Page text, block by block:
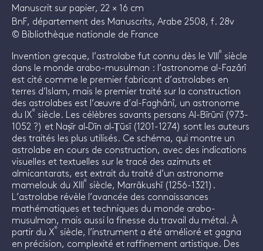
Manuscrit sur papier, 22 × 16 cm
BnF, département des Manuscrits, Arabe 2508, f. 28v
© Bibliothèque nationale de France
Invention grecque, l’astrolabe fut connu dès le VIII
e
siècle
dans le monde arabo-musulman : l’astronome al-Fazârî
est cité comme le premier fabricant d’astrolabes en
terres d’Islam, mais le premier traité sur la construction
des astrolabes est l’œuvre d’al-Faghânî, un astronome
du IX
e
siècle. Les célèbres savants persans Al-Bīrūnī (973-
1052 ?) et Naṣīr al‐Dīn al‐Ṭūsī (1201-1274) sont les auteurs
des traités les plus utilisés. Ce schéma, qui montre un
astrolabe en cours de construction, avec des indications
visuelles et textuelles sur le tracé des azimuts et
almicantarats, est extrait du traité d’un astronome
mamelouk du XIII
e
siècle, Marrākushī (1256-1321).
L’astrolabe révèle l’avancée des connaissances
mathématiques et techniques du monde arabo-
musulman, mais aussi la finesse du travail du métal. À
partir du X
e
siècle, l’instrument a été amélioré et gagna
en précision, complexité et raffinement artistique. Des